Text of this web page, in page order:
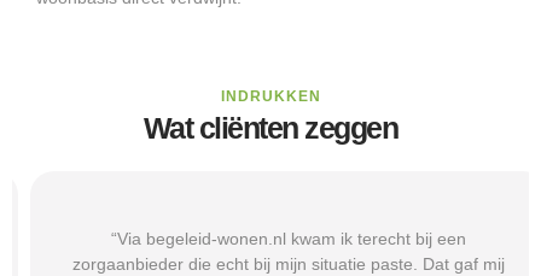
INDRUKKEN
Wat cliënten zeggen
“Via begeleid-wonen.nl kwam ik terecht bij een
zorgaanbieder die echt bij mijn situatie paste. Dat gaf mij